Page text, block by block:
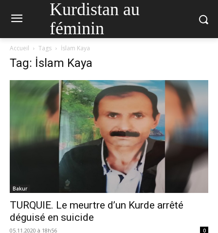
Kurdistan au
féminin
Accueil Tags İslam Kaya
Tag: İslam Kaya
Bakur
TURQUIE. Le meurtre d’un Kurde arrêté
déguisé en suicide
05.11.2020 à 18h56 0